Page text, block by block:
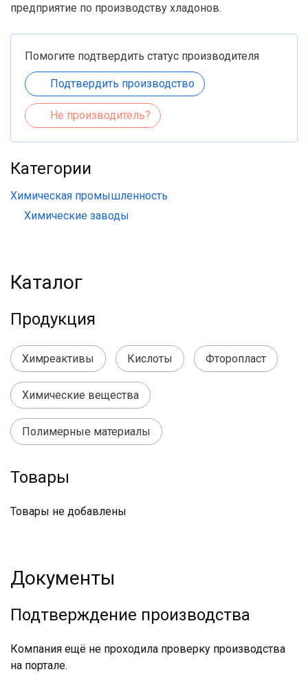
предприятие по производству хладонов.
Помогите подтвердить статус производителя
Подтвердить производство
Не производитель?
Категории
Химическая промышленность
Химические заводы
Каталог
Продукция
Химреактивы Кислоты Фторопласт
Химические вещества
Полимерные материалы
Товары
Товары не добавлены
Документы
Подтверждение производства
Компания ещё не проходила проверку производства
на портале.